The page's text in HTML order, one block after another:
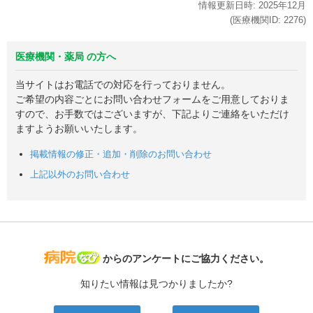
情報更新日時: 2025年12月
(医療機関ID: 2276)
医療機関・薬局 の方へ
当サイトはお電話での対応を行っておりません。
ご希望の内容ごとにお問い合わせフォームをご用意しておりま
すので、お手数ではございますが、下記よりご連絡をいただけ
ますようお願いいたします。
掲載情報の修正・追加・削除のお問い合わせ
上記以外のお問い合わせ
病院なび
からのアンケートにご協力ください。
知りたい情報は見つかりましたか?